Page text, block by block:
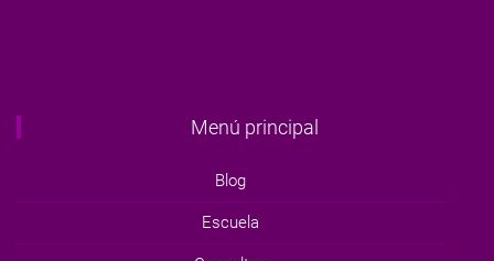
Menú principal
Blog
Escuela